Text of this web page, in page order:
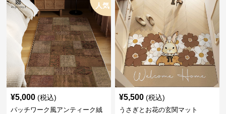
人気
¥5,000 (税込)
パッチワーク風アンティーク絨
¥5,500 (税込)
うさぎとお花の玄関マット